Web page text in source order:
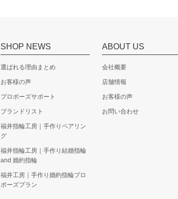
SHOP NEWS
選ばれる理由まとめ
お客様の声
プロポーズサポート
ブランドリスト
福井指輪工房｜手作りペアリン
グ
福井指輪工房｜手作り結婚指輪
and 婚約指輪
福井工房｜手作り婚約指輪プロ
ポーズプラン
ABOUT US
会社概要
店舗情報
お客様の声
お問い合わせ